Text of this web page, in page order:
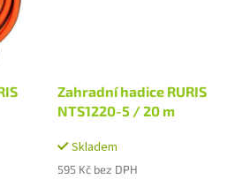
Zahradní hadice RURIS
NTS1220-5 / 20 m
Skladem
595 Kč bez DPH